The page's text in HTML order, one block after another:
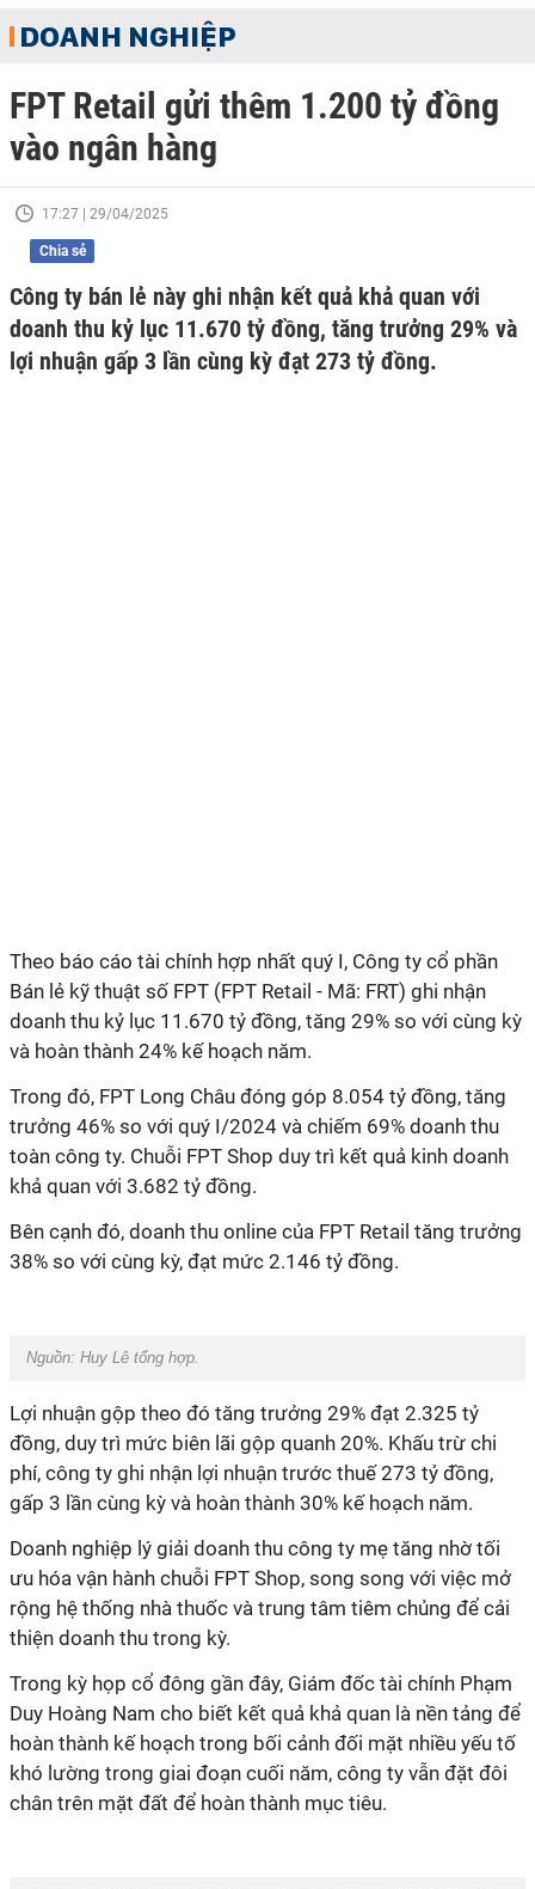
DOANH NGHIỆP
FPT Retail gửi thêm 1.200 tỷ đồng
vào ngân hàng
17:27 | 29/04/2025
Chia sẻ
Công ty bán lẻ này ghi nhận kết quả khả quan với
doanh thu kỷ lục 11.670 tỷ đồng, tăng trưởng 29% và
lợi nhuận gấp 3 lần cùng kỳ đạt 273 tỷ đồng.
Theo báo cáo tài chính hợp nhất quý I, Công ty cổ phần
Bán lẻ kỹ thuật số FPT (FPT Retail - Mã: FRT) ghi nhận
doanh thu kỷ lục 11.670 tỷ đồng, tăng 29% so với cùng kỳ
và hoàn thành 24% kế hoạch năm.
Trong đó, FPT Long Châu đóng góp 8.054 tỷ đồng, tăng
trưởng 46% so với quý I/2024 và chiếm 69% doanh thu
toàn công ty. Chuỗi FPT Shop duy trì kết quả kinh doanh
khả quan với 3.682 tỷ đồng.
Bên cạnh đó, doanh thu online của FPT Retail tăng trưởng
38% so với cùng kỳ, đạt mức 2.146 tỷ đồng.
Nguồn: Huy Lê tổng hợp.
Lợi nhuận gộp theo đó tăng trưởng 29% đạt 2.325 tỷ
đồng, duy trì mức biên lãi gộp quanh 20%. Khấu trừ chi
phí, công ty ghi nhận lợi nhuận trước thuế 273 tỷ đồng,
gấp 3 lần cùng kỳ và hoàn thành 30% kế hoạch năm.
Doanh nghiệp lý giải doanh thu công ty mẹ tăng nhờ tối
ưu hóa vận hành chuỗi FPT Shop, song song với việc mở
rộng hệ thống nhà thuốc và trung tâm tiêm chủng để cải
thiện doanh thu trong kỳ.
Trong kỳ họp cổ đông gần đây, Giám đốc tài chính Phạm
Duy Hoàng Nam cho biết kết quả khả quan là nền tảng để
hoàn thành kế hoạch trong bối cảnh đối mặt nhiều yếu tố
khó lường trong giai đoạn cuối năm, công ty vẫn đặt đôi
chân trên mặt đất để hoàn thành mục tiêu.